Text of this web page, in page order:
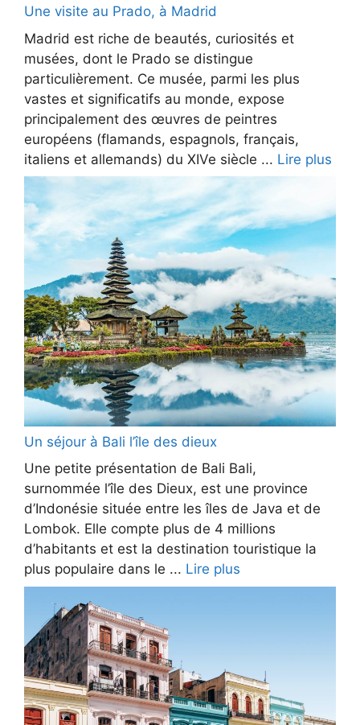
Une visite au Prado, à Madrid
Madrid est riche de beautés, curiosités et
musées, dont le Prado se distingue
particulièrement. Ce musée, parmi les plus
vastes et significatifs au monde, expose
principalement des œuvres de peintres
européens (flamands, espagnols, français,
italiens et allemands) du XIVe siècle ... Lire plus
Un séjour à Bali l’île des dieux
Une petite présentation de Bali Bali,
surnommée l’île des Dieux, est une province
d’Indonésie située entre les îles de Java et de
Lombok. Elle compte plus de 4 millions
d’habitants et est la destination touristique la
plus populaire dans le ... Lire plus